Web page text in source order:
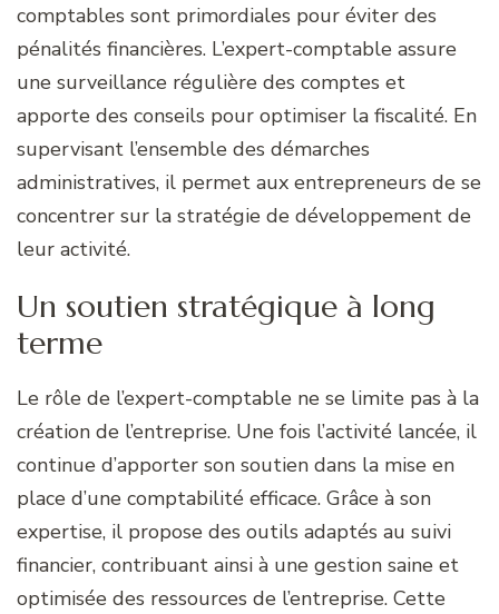
comptables sont primordiales pour éviter des
pénalités financières. L’expert-comptable assure
une surveillance régulière des comptes et
apporte des conseils pour optimiser la fiscalité. En
supervisant l’ensemble des démarches
administratives, il permet aux entrepreneurs de se
concentrer sur la stratégie de développement de
leur activité.
Un soutien stratégique à long
terme
Le rôle de l’expert-comptable ne se limite pas à la
création de l’entreprise. Une fois l’activité lancée, il
continue d’apporter son soutien dans la mise en
place d’une comptabilité efficace. Grâce à son
expertise, il propose des outils adaptés au suivi
financier, contribuant ainsi à une gestion saine et
optimisée des ressources de l’entreprise. Cette